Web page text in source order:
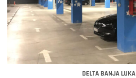
DELTA BANJA LUKA